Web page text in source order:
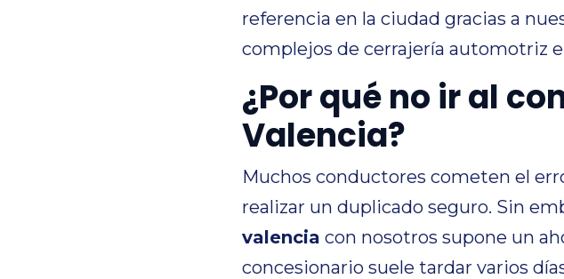
referencia en la ciudad gracias a
complejos de cerrajería automotriz
¿Por qué no ir al
Valencia?
Muchos conductores cometen el
realizar un duplicado seguro. Sin
valencia con nosotros supone un
concesionario suele tardar varios